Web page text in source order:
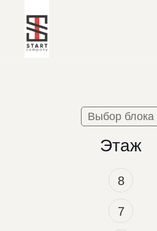
Выбор блока
Этаж
8
7